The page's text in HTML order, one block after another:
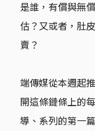
是誰，有償與無
估？又或者，肚
賣？
端傳媒從本週起
開這條鏈條上的
導、系列的第一